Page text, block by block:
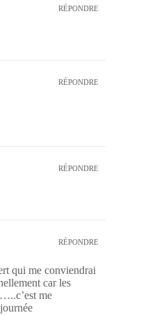
RÉPONDRE
RÉPONDRE
RÉPONDRE
RÉPONDRE
qui me conviendrai
car les
me